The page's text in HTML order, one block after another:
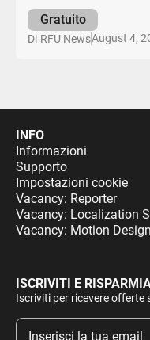
Gratuito
Di RFU NewsAugust 4,
INFO
Informazioni
Supporto
Impostazioni cookie
Vacancy: Reporter
Vacancy: Localization
Vacancy: Motion
ISCRIVITI E
Iscriviti per ricevere offerte